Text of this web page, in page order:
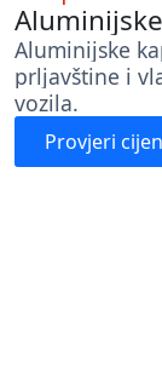
Aluminijske
prljavštine i
vozila.
Provjeri